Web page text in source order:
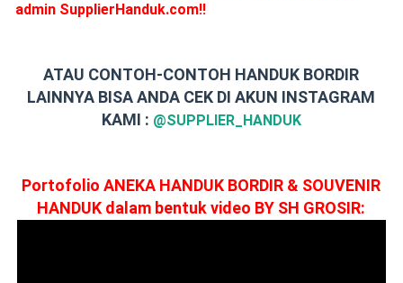
admin SupplierHanduk.com!!
ATAU CONTOH-CONTOH HANDUK BORDIR
LAINNYA BISA ANDA CEK DI AKUN INSTAGRAM
KAMI : @SUPPLIER_HANDUK
Portofolio ANEKA HANDUK BORDIR & SOUVENIR
HANDUK dalam bentuk video BY SH GROSIR: